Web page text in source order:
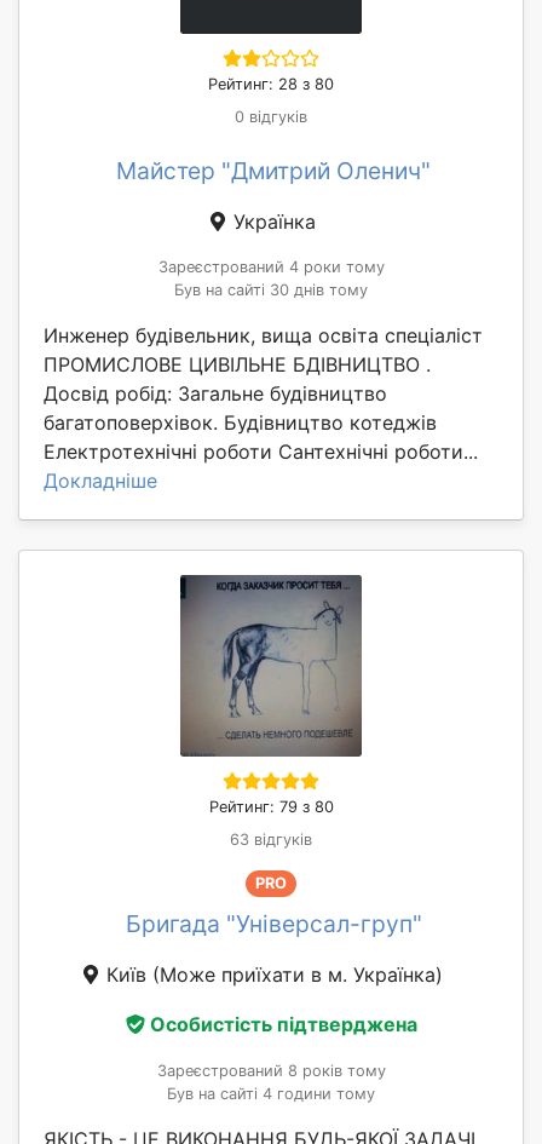
Рейтинг: 28 з 80
0 відгуків
Майстер "Дмитрий Оленич"
Українка
Зареєстрований 4 роки тому
Був на сайті 30 днів тому
Инженер будівельник, вища освіта спеціаліст
ПРОМИСЛОВЕ ЦИВІЛЬНЕ БДІВНИЦТВО .
Досвід робід: Загальне будівництво
багатоповерхівок. Будівництво котеджів
Електротехнічні роботи Сантехнічні роботи...
Докладніше
Рейтинг: 79 з 80
63 відгуків
PRO
Бригада "Універсал-груп"
Київ (Може приїхати в м. Українка)
Особистість підтверджена
Зареєстрований 8 років тому
Був на сайті 4 години тому